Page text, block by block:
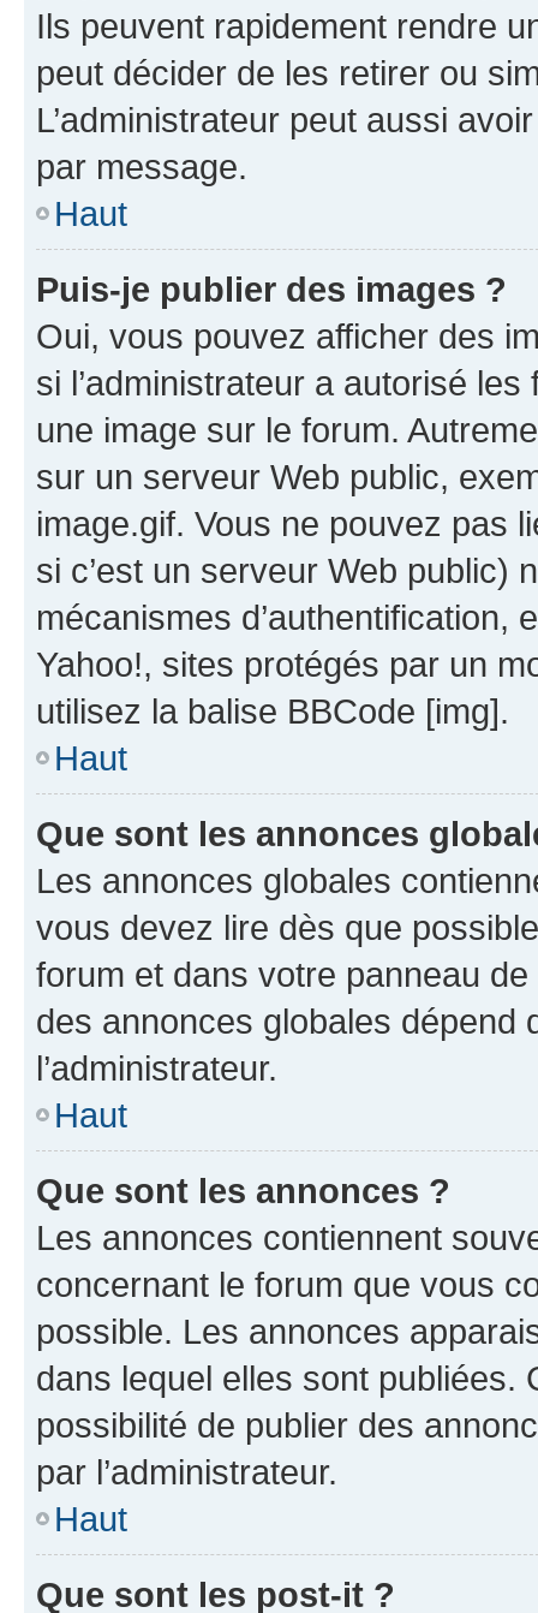
Ils peuvent rapidement rendre
peut décider de les retirer ou
L’administrateur peut aussi
par message.
Haut
Puis-je publier des images ?
Oui, vous pouvez afficher des
si l’administrateur a autorisé
une image sur le forum.
sur un serveur Web public,
image.gif. Vous ne pouvez pas
si c’est un serveur Web public)
mécanismes d’authentification,
Yahoo!, sites protégés par un
utilisez la balise BBCode [img].
Haut
Que sont les annonces
Les annonces globales
vous devez lire dès que
forum et dans votre panneau
des annonces globales dépend
l’administrateur.
Haut
Que sont les annonces ?
Les annonces contiennent
concernant le forum que vous
possible. Les annonces
dans lequel elles sont publiées.
possibilité de publier des
par l’administrateur.
Haut
Que sont les post-it ?